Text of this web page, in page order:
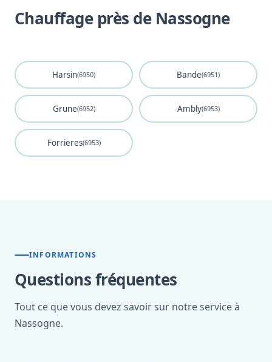
Chauffage près de Nassogne
Harsin(6950) Bande(6951)
Grune(6952) Ambly(6953)
Forrieres(6953)
INFORMATIONS
Questions fréquentes
Tout ce que vous devez savoir sur notre service à
Nassogne.